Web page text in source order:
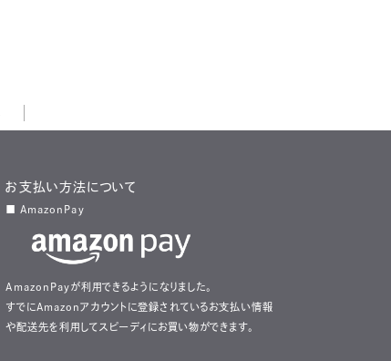
お支払い方法について
■ AmazonPay
AmazonPayが利用できるようになりました。
すでにAmazonアカウントに登録されているお支払い情報
や配送先を利用してスピーディにお買い物ができます。